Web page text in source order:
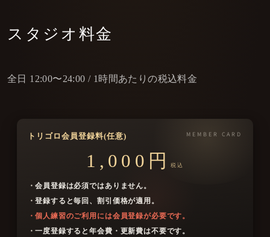
スタジオ料金
全日 12:00〜24:00 / 1時間あたりの税込料金
トリゴロ会員登録料(任意) MEMBER CARD
1,000円税込
会員登録は必須ではありません。
登録すると毎回、割引価格が適用。
個人練習のご利用には会員登録が必要です。
一度登録すると年会費・更新費は不要です。